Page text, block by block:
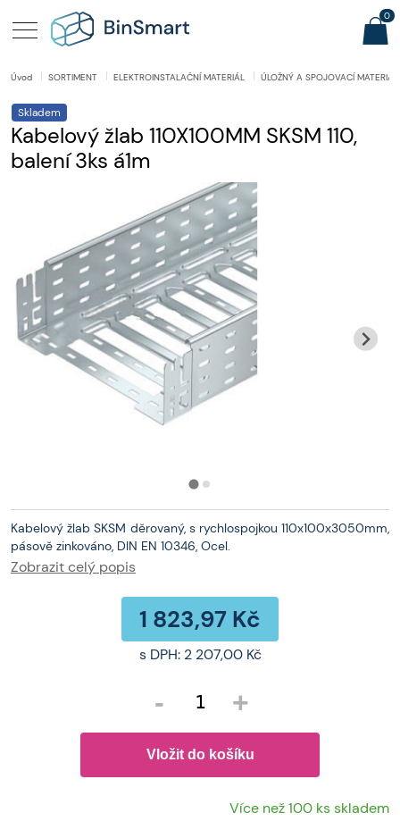
Úvod SORTIMENT ELEKTROINSTALAČNÍ MATERIÁL ÚLOŽNÝ A SPOJOVACÍ MATERIÁL
Skladem
Kabelový žlab 110X100MM SKSM 110,
balení 3ks á1m
Kabelový žlab SKSM děrovaný, s rychlospojkou 110x100x3050mm,
pásově zinkováno, DIN EN 10346, Ocel.
Zobrazit celý popis
1 823,97 Kč
s DPH: 2 207,00 Kč
- +
Více než 100 ks skladem
0